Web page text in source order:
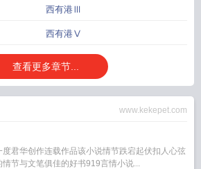
西有港Ⅲ
西有港Ⅴ
查看更多章节...
www.kekepet.com
度君华创作连载作品该小说情节跌宕起伏扣人心弦
情节与文笔俱佳的好书919言情小说...